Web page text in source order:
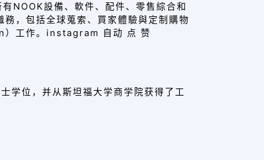
NOOK設備、軟件、配件、零售綜合和
，包括全球蒐索、買家體驗與定制購物
工作。instagram 自动 点 赞
位，并从斯坦福大学商学院获得了工